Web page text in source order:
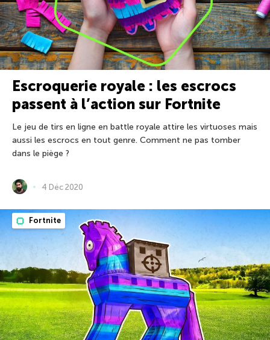
Escroquerie royale : les escrocs
passent à l’action sur Fortnite
Le jeu de tirs en ligne en battle royale attire les virtuoses mais
aussi les escrocs en tout genre. Comment ne pas tomber
dans le piège ?
4 Déc 2020
Fortnite